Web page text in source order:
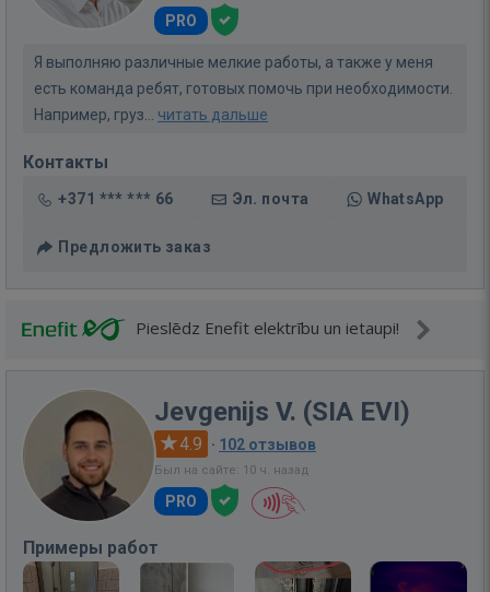
PRO
Я выполняю различные мелкие работы, а также у меня
есть команда ребят, готовых помочь при необходимости.
Например, груз... читать дальше
Контакты
+371 *** *** 66 Эл. почта WhatsApp
Предложить заказ
Pieslēdz Enefit elektrību un ietaupi!
Jevgenijs V. (SIA EVI)
4.9 · 102 отзывов
Был на сайте: 10 ч. назад
PRO
Примеры работ